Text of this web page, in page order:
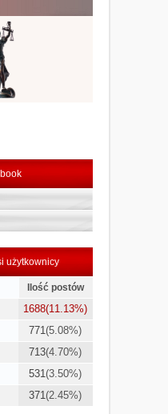
użytkownicy
Ilość postów
1688(11.13%)
771(5.08%)
713(4.70%)
531(3.50%)
371(2.45%)